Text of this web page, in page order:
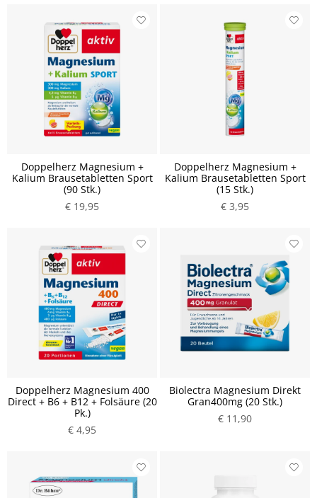
Doppelherz Magnesium +
Kalium Brausetabletten Sport
(90 Stk.)
€ 19,95
Doppelherz Magnesium +
Kalium Brausetabletten Sport
(15 Stk.)
€ 3,95
Doppelherz Magnesium 400
Direct + B6 + B12 + Folsäure (20
Pk.)
€ 4,95
Biolectra Magnesium Direkt
Gran400mg (20 Stk.)
€ 11,90